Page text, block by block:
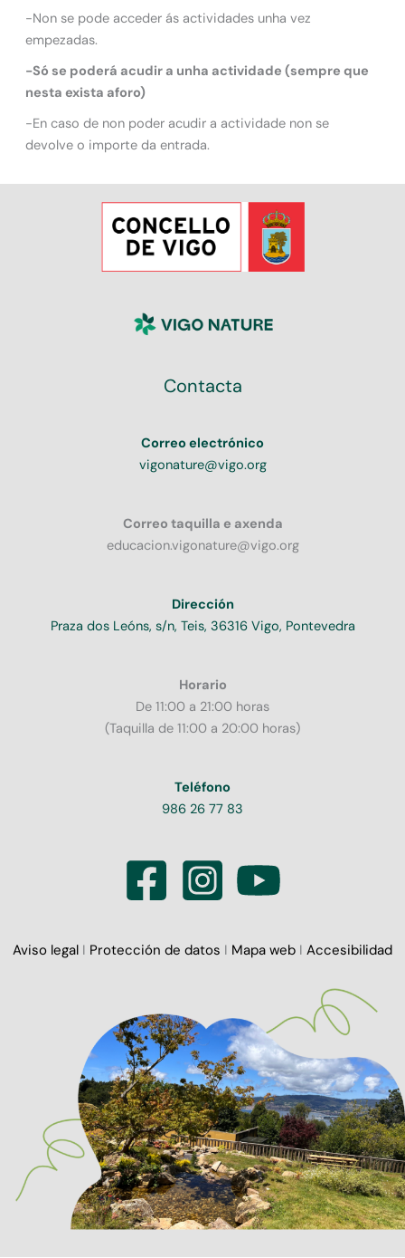
-Non se pode acceder ás actividades unha vez
empezadas.
-Só se poderá acudir a unha actividade (sempre que
nesta exista aforo)
-En caso de non poder acudir a actividade non se
devolve o importe da entrada.
Contacta
Correo electrónico
vigonature@vigo.org
Correo taquilla e axenda
educacion.vigonature@vigo.org
Dirección
Praza dos Leóns, s/n, Teis, 36316 Vigo, Pontevedra
Horario
De 11:00 a 21:00 horas
(Taquilla de 11:00 a 20:00 horas)
Teléfono
986 26 77 83
Aviso legal I Protección de datos I Mapa web I Accesibilidad